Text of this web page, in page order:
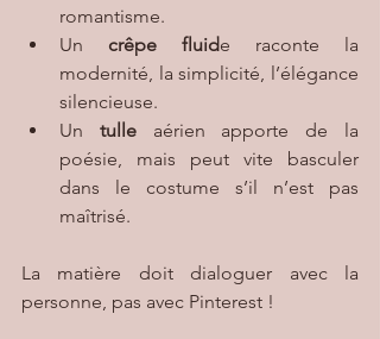
romantisme.
Un crêpe fluide raconte la
modernité, la simplicité, l’élégance
silencieuse.
Un tulle aérien apporte de la
poésie, mais peut vite basculer
dans le costume s’il n’est pas
maîtrisé.
La matière doit dialoguer avec la
personne, pas avec Pinterest !